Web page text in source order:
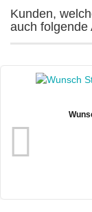
Kunden,
auch folgende